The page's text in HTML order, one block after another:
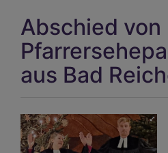
Abschied von
aus Bad